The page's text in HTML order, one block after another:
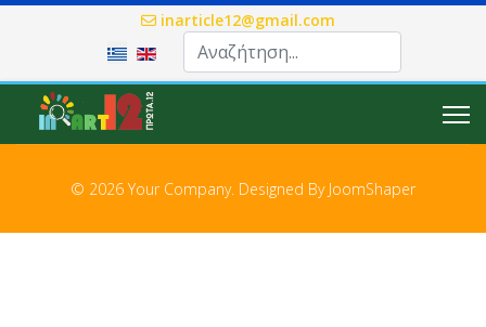
inarticle12@gmail.com
Επιλέξτε τη γλώσσα σας
© 2026 Your Company. Designed By JoomShaper